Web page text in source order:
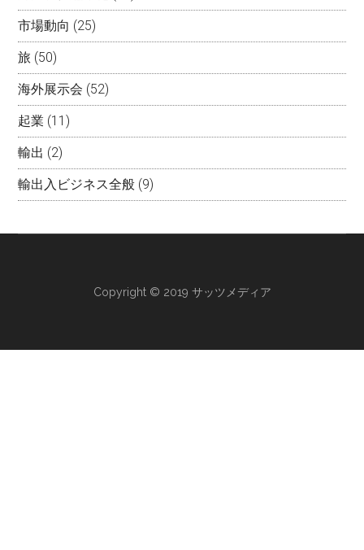
市場動向 (25)
旅 (50)
海外展示会 (52)
起業 (11)
輸出 (2)
輸出入ビジネス全般 (9)
Copyright © 2019 サッツメディア